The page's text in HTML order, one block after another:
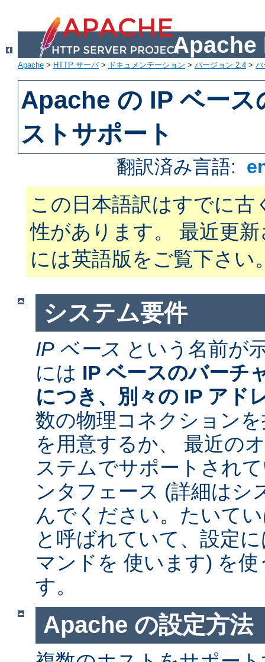
Apache
Apache > HTTP サーバ> ドキュメンテーション > バージョン 2.4 > バ
Apache の IP ベース
ストサポート
翻訳済み言語:
この日本語訳はすでに古
性があります。 最近更
には英語版をご覧下さい
システム要件
IP ベース という名前が
には IP ベースのバーチ
につき、別々の IP アド
数の物理コネクション
を用意するか、 最近の
ステムでサポートされ
ンタフェース (詳細はシ
んでください。たいて
と呼ばれていて、設定
マンドを 使います) を
す。
Apache の設定方法